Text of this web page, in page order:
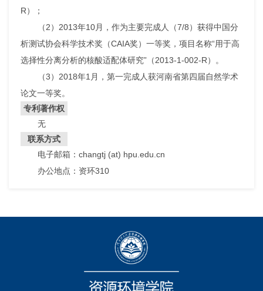
R）；
（2）2013年10月，作为主要完成人（7/8）获得中国分
析测试协会科学技术奖（CAIA奖）一等奖，项目名称“用于高
选择性分离分析的核酸适配体研究”（2013-1-002-R）。
（3）2018年1月，第一完成人获河南省第四届自然学术
论文一等奖。
专利著作权
无
联系方式
电子邮箱：changtj (at) hpu.edu.cn
办公地点：资环310